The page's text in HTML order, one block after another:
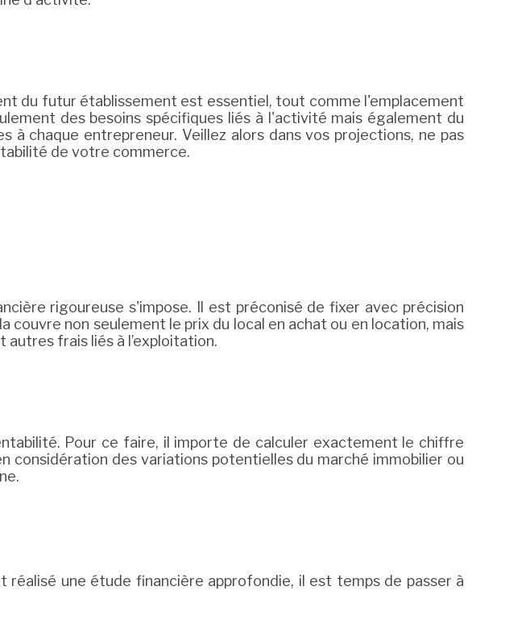
du futur établissement est essentiel, tout comme l'emplacement
des besoins spécifiques liés à l'activité mais également du
chaque entrepreneur. Veillez alors dans vos projections, ne pas
de votre commerce.
rigoureuse s'impose. Il est préconisé de fixer avec précision
couvre non seulement le prix du local en achat ou en location, mais
frais liés à l’exploitation.
Pour ce faire, il importe de calculer exactement le chiffre
considération des variations potentielles du marché immobilier ou
une étude financière approfondie, il est temps de passer à